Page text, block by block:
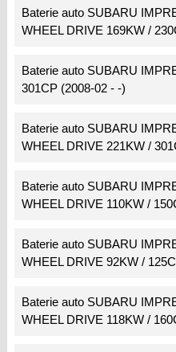
Baterie auto SUBARU
WHEEL DRIVE 169KW /
Baterie auto SUBARU
301CP (2008-02 - -)
Baterie auto SUBARU
WHEEL DRIVE 221KW /
Baterie auto SUBARU
WHEEL DRIVE 110KW /
Baterie auto SUBARU
WHEEL DRIVE 92KW /
Baterie auto SUBARU
WHEEL DRIVE 118KW /